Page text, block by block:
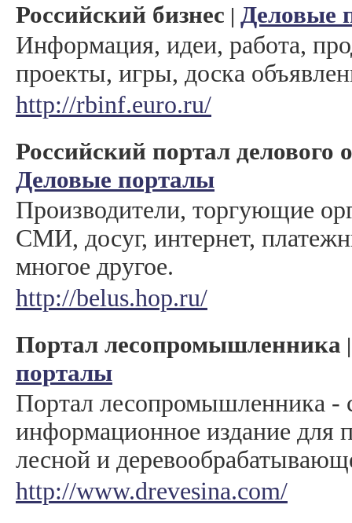
Российский бизнес | Деловые
Информация, идеи, работа,
проекты, игры, доска
http://rbinf.euro.ru/
Российский портал делового
Деловые порталы
Производители, торгующие
СМИ, досуг, интернет,
многое другое.
http://belus.hop.ru/
Портал лесопромышленника
порталы
Портал лесопромышленника -
информационное издание для
лесной и
http://www.drevesina.com/